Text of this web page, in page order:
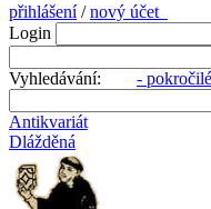
přihlášení/nový účet
Login
Vyhledávání: -
Antikvariát
Dlážděná